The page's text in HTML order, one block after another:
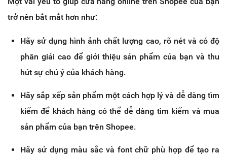
trở nên bắt mắt hơn như:
Hãy sử dụng hình ảnh chất lượng cao, rõ nét và có độ
phân giải cao để giới thiệu sản phẩm của bạn và thu
hút sự chú ý của khách hàng.
Hãy sắp xếp sản phẩm một cách hợp lý và dễ dàng tìm
kiếm để khách hàng có thể dễ dàng tìm kiếm và mua
sản phẩm của bạn trên Shopee.
Hãy sử dụng màu sắc và font chữ phù hợp để tạo ra